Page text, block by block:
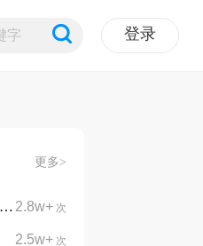
登录
更多>
2.8w+ 次
免费
2.5w+ 次